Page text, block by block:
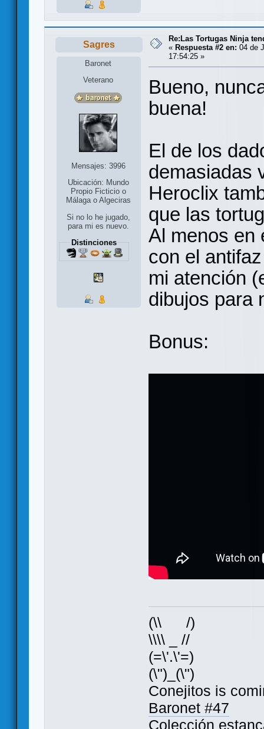
Sagres
Baronet
Veterano
Mensajes: 3996
Ubicación: Mundo
Propio Ficticio o
Málaga o Algeciras
Si no lo he jugado,
para mi es nuevo.
Distinciones
Re:Las Tortugas Ninja
« Respuesta #2 en: 04 de
17:54:25 »
Bueno,
buena!
El de los
demasiadas
Heroclix
que las
Al menos en
con el
mi atención
dibujos para
Bonus:
(\\ /)
\\\\ _ //
(=\'.\'=)
(\")_(\")
Conejitos is
Baronet #47
Colección